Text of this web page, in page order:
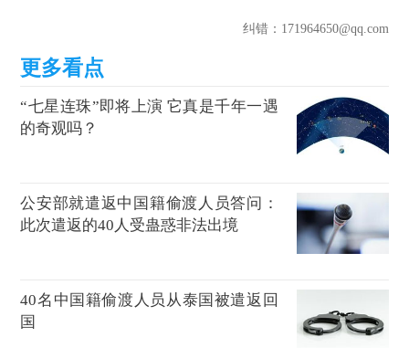
纠错：171964650@qq.com
“七星连珠”即将上演 它真是千年一遇
的奇观吗？
公安部就遣返中国籍偷渡人员答问：
此次遣返的40人受蛊惑非法出境
40名中国籍偷渡人员从泰国被遣返回
国